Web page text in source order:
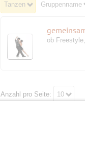
Tanzen Gruppenname
ob
Anzahl pro Seite: 10